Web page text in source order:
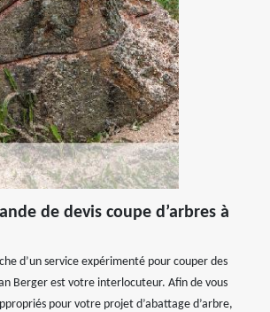
de devis coupe d’arbres à
d’un service expérimenté pour couper des
Berger est votre interlocuteur. Afin de vous
pour votre projet d’abattage d’arbre,